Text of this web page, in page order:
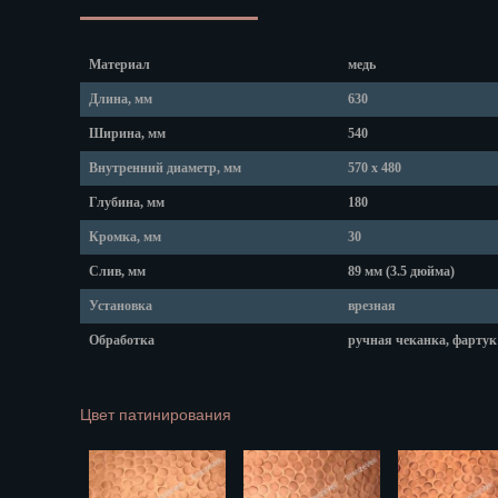
Майкоп
Нальчик
Нарьян-Мар
Ниж.
Орёл
Материал медь
Длина, мм 630
Ширина, мм 540
Внутренний диаметр, мм 570 х 480
Глубина, мм 180
Кромка, мм 30
Слив, мм 89 мм (3.5 дюйма)
Установка врезная
Обработка ручная чеканка,
Цвет патинирования